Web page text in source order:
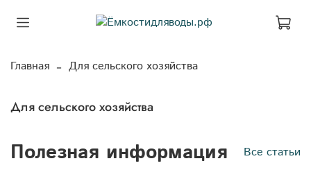
Главная Для сельского хозяйства
Для сельского хозяйства
Полезная информация Все статьи